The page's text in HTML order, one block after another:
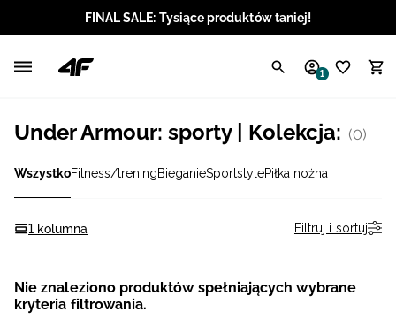
FINAL SALE: Tysiące produktów taniej!
1
Under Armour: sporty | Kolekcja: (0)
WszystkoFitness/treningBieganieSportstylePiłka nożna
1 kolumna Filtruj i sortuj
Nie znaleziono produktów spełniających wybrane
kryteria filtrowania.
Angielski / USD
Angielski / GBP
Chorwacki / EUR